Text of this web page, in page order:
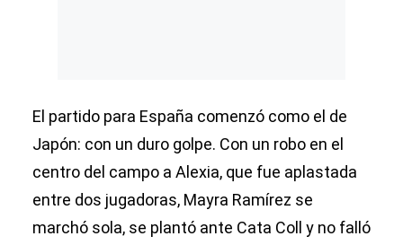
El partido para España comenzó como el de
Japón: con un duro golpe. Con un robo en el
centro del campo a Alexia, que fue aplastada
entre dos jugadoras, Mayra Ramírez se
marchó sola, se plantó ante Cata Coll y no falló